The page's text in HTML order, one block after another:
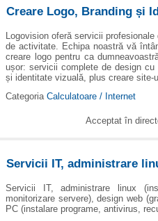
Creare Logo, Branding și
Logovision oferă servicii
de activitate. Echipa noastră vă
creare logo pentru ca
ușor: servicii complete de design
și identitate vizuală, plus creare site-
Categoria Calculatoare / Internet
Acceptat în
Servicii IT, administrare
Servicii IT, administrare linux
monitorizare servere), design web
PC (instalare programe, antivirus,